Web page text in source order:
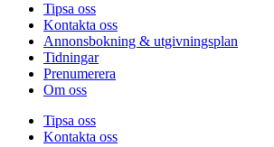
Tipsa oss
Kontakta oss
Annonsbokning & utgivningsplan
Tidningar
Prenumerera
Om oss
Tipsa oss
Kontakta oss